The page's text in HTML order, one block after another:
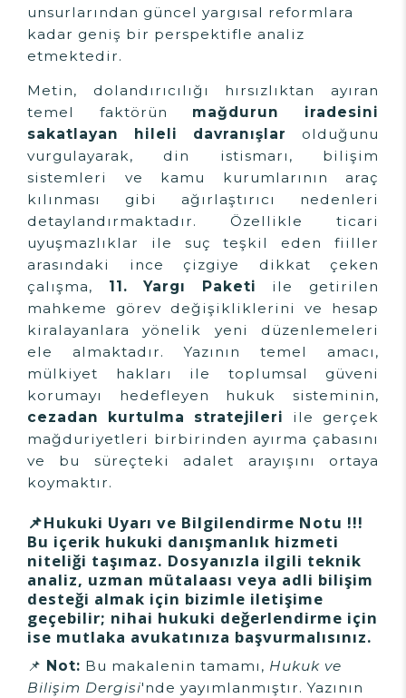
unsurlarından güncel yargısal reformlara
kadar geniş bir perspektifle analiz
etmektedir.
Metin, dolandırıcılığı hırsızlıktan ayıran
temel faktörün mağdurun iradesini
sakatlayan hileli davranışlar
olduğunu
vurgulayarak, din istismarı, bilişim
sistemleri ve kamu kurumlarının araç
kılınması gibi ağırlaştırıcı nedenleri
detaylandırmaktadır. Özellikle ticari
uyuşmazlıklar ile suç teşkil eden fiiller
arasındaki ince çizgiye dikkat çeken
çalışma, 11. Yargı Paketi ile getirilen
mahkeme görev değişikliklerini ve hesap
kiralayanlara yönelik yeni düzenlemeleri
ele almaktadır. Yazının temel amacı,
mülkiyet hakları ile toplumsal güveni
korumayı hedefleyen hukuk sisteminin,
cezadan kurtulma stratejileri
ile gerçek
mağduriyetleri birbirinden ayırma çabasını
ve bu süreçteki adalet arayışını ortaya
koymaktır.
📌Hukuki Uyarı ve Bilgilendirme Notu !!!
Bu içerik hukuki danışmanlık hizmeti
niteliği taşımaz. Dosyanızla ilgili teknik
analiz, uzman mütalaası veya adli bilişim
desteği almak için bizimle iletişime
geçebilir; nihai hukuki değerlendirme için
ise mutlaka avukatınıza başvurmalısınız.
📌 Not: Bu makalenin tamamı, Hukuk ve
Bilişim Dergisi'nde yayımlanmıştır. Yazının